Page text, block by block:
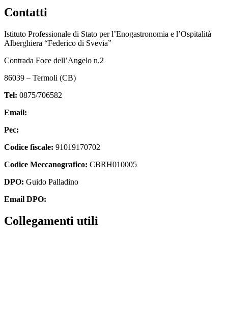
Contatti
Istituto Professionale di Stato per l’Enogastronomia e l’Ospitalità
Alberghiera “Federico di Svevia”
Contrada Foce dell’Angelo n.2
86039 – Termoli (CB)
Tel: 0875/706582
Email:
Pec:
Codice fiscale: 91019170702
Codice Meccanografico: CBRH010005
DPO: Guido Palladino
Email DPO:
Collegamenti utili